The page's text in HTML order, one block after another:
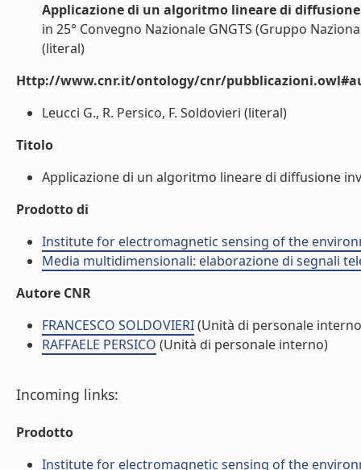
Applicazione di un algoritmo lineare di
in 25° Convegno Nazionale GNGTS (Gruppo
(literal)
Http://www.cnr.it/ontology/cnr/
Leucci G., R. Persico, F. Soldovieri (literal)
Titolo
Applicazione di un algoritmo lineare di diffusione
Prodotto di
Institute for electromagnetic sensing of the
Media multidimensionali: elaborazione di segnali
Autore CNR
FRANCESCO SOLDOVIERI(Unità di personale
RAFFAELE PERSICO (Unità di personale interno)
Incoming links:
Prodotto
Institute for electromagnetic sensing of the